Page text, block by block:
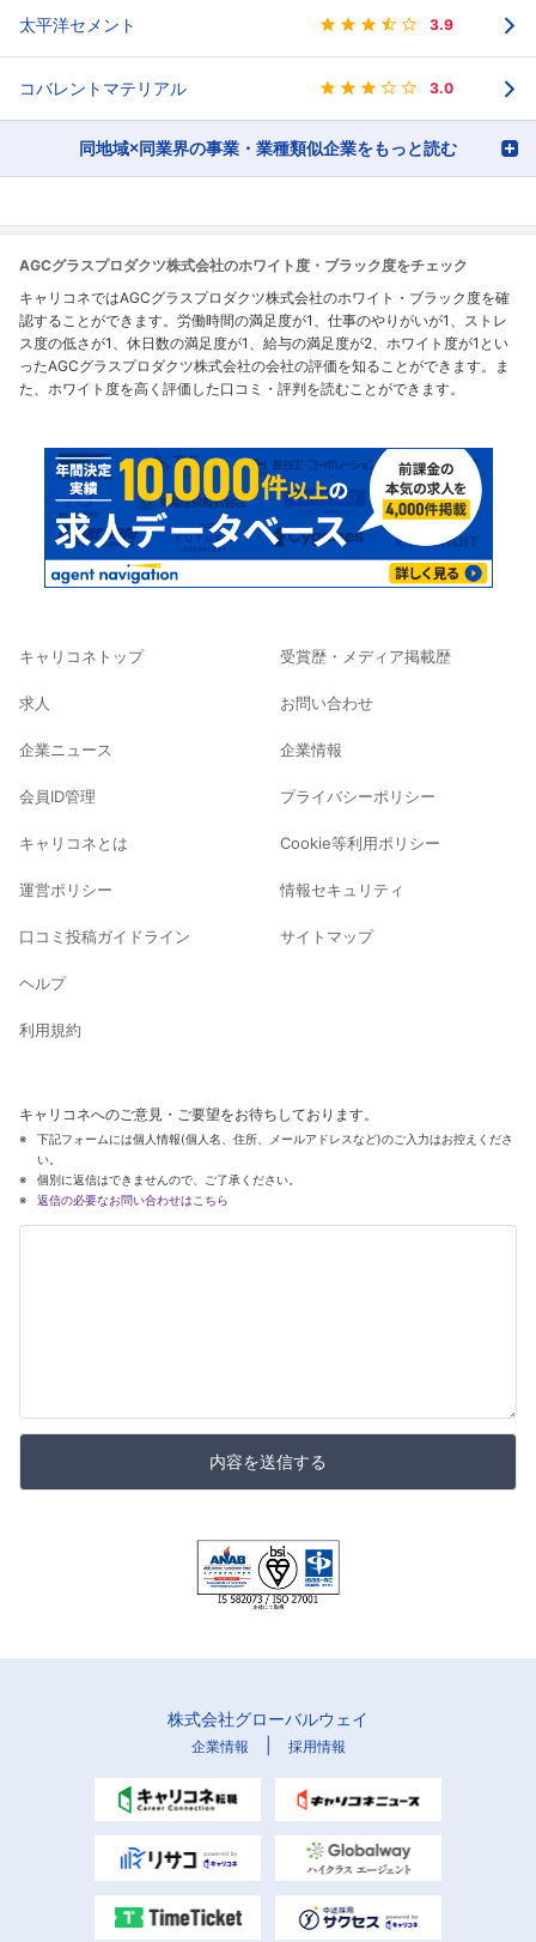
太平洋セメント 3.9
コバレントマテリアル 3.0
同地域×同業界の事業・業種類似企業をもっと読む
AGCグラスプロダクツ株式会社のホワイト度・ブラック度をチェック
キャリコネではAGCグラスプロダクツ株式会社のホワイト・ブラック度を確
認することができます。労働時間の満足度が1、仕事のやりがいが1、ストレ
ス度の低さが1、休日数の満足度が1、給与の満足度が2、ホワイト度が1とい
ったAGCグラスプロダクツ株式会社の会社の評価を知ることができます。ま
た、ホワイト度を高く評価した口コミ・評判を読むことができます。
キャリコネトップ
求人
企業ニュース
会員ID管理
キャリコネとは
運営ポリシー
口コミ投稿ガイドライン
ヘルプ
利用規約
受賞歴・メディア掲載歴
お問い合わせ
企業情報
プライバシーポリシー
Cookie等利用ポリシー
情報セキュリティ
サイトマップ
キャリコネへのご意見・ご要望をお待ちしております。
下記フォームには個人情報(個人名、住所、メールアドレスなど)のご入力はお控えくださ
い。
個別に返信はできませんので、ご了承ください。
返信の必要なお問い合わせはこちら
内容を送信する
株式会社グローバルウェイ
企業情報 採用情報